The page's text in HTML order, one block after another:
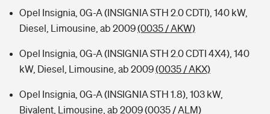
Opel Insignia, 0G-A (INSIGNIA STH 2.0 CDTI), 140 kW,
Diesel, Limousine, ab 2009(0035 / AKW)
Opel Insignia, 0G-A (INSIGNIA STH 2.0 CDTI 4X4), 140
kW, Diesel, Limousine, ab 2009(0035 / AKX)
Opel Insignia, 0G-A (INSIGNIA STH 1.8), 103 kW,
Bivalent, Limousine, ab 2009(0035 / ALM)